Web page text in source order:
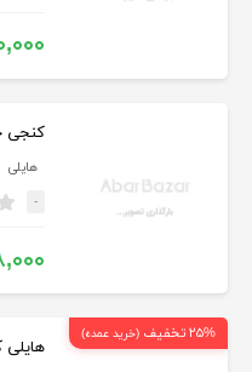
کنجی حمام
هایلی
-
۲۵% تخفیف (خرید عمده)
هایلی